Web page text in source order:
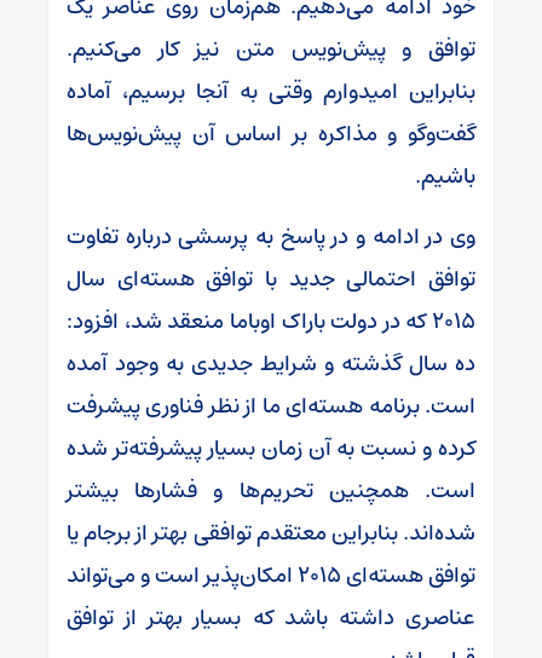
توافق و پیش‌نویس متن نیز کار می‌کنیم.
بنابراین امیدوارم وقتی به آنجا برسیم، آماده
گفت‌وگو و مذاکره بر اساس آن پیش‌نویس‌ها
باشیم.
وی در ادامه و در پاسخ به پرسشی درباره تفاوت
توافق احتمالی جدید با توافق هسته‌ای سال
۲۰۱۵ که در دولت باراک اوباما منعقد شد، افزود:
ده سال گذشته و شرایط جدیدی به وجود آمده
است. برنامه هسته‌ای ما از نظر فناوری پیشرفت
کرده و نسبت به آن زمان بسیار پیشرفته‌تر شده
است. همچنین تحریم‌ها و فشارها بیشتر
شده‌اند. بنابراین معتقدم توافقی بهتر از برجام یا
توافق هسته‌ای ۲۰۱۵ امکان‌پذیر است و می‌تواند
عناصری داشته باشد که بسیار بهتر از توافق